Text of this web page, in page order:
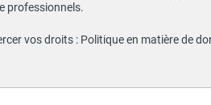
professionnels.
vos droits : Politique en matière de